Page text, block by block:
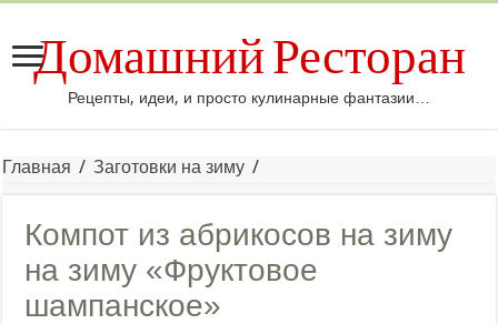
Домашний Ресторан
Рецепты, идеи, и просто кулинарные фантазии…
Главная / Заготовки на зиму /
Компот из абрикосов на зиму
на зиму «Фруктовое
шампанское»